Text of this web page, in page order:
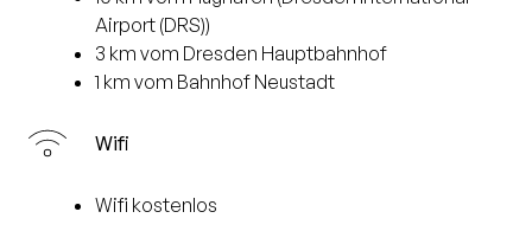
Airport (DRS))
3 km vom Dresden Hauptbahnhof
1 km vom Bahnhof Neustadt
Wifi
Wifi kostenlos